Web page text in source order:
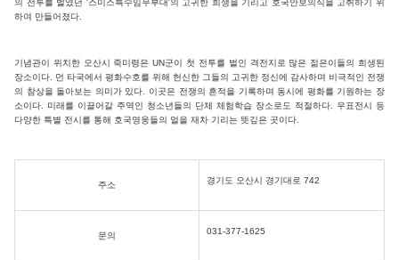
의 전투를 벌였던 '스미스특수임무부대'의 고귀한 희생을 기리고 호국안보의식을 고취하기 위
하여 만들어졌다.
기념관이 위치한 오산시 죽미령은 UN군이 첫 전투를 벌인 격전지로 많은 젊은이들의 희생된
장소이다. 먼 타국에서 평화수호를 위해 헌신한 그들의 고귀한 정신에 감사하며 비극적인 전쟁
의 참상을 돌아보는 의미가 있다. 이곳은 전쟁의 흔적을 기록하며 동시에 평화를 기원하는 장
소이다. 미래를 이끌어갈 주역인 청소년들의 단체 체험학습 장소로도 적절하다. 우표전시 등
다양한 특별 전시를 통해 호국영웅들의 얼을 재차 기리는 뜻깊은 곳이다.
주소 경기도 오산시 경기대로 742
문의 031-377-1625